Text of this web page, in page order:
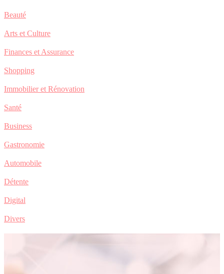
Beauté
Arts et Culture
Finances et Assurance
Shopping
Immobilier et Rénovation
Santé
Business
Gastronomie
Automobile
Détente
Digital
Divers